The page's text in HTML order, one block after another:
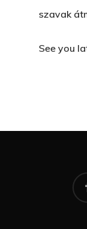
szavak
See you